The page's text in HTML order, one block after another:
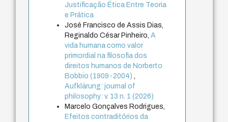
Justificação Ética Entre Teoria
e Prática
José Francisco de Assis Dias,
Reginaldo César Pinheiro,A
vida humana como valor
primordial na filosofia dos
direitos humanos de Norberto
Bobbio (1909-2004)
Aufklärung: journal of
philosophy: v. 13 n. 1 (2026)
Marcelo Gonçalves Rodrigues,
Efeitos contraditórios da